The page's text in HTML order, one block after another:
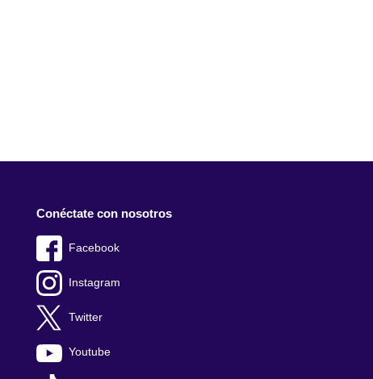
Conéctate con nosotros
Facebook
Instagram
Twitter
Youtube